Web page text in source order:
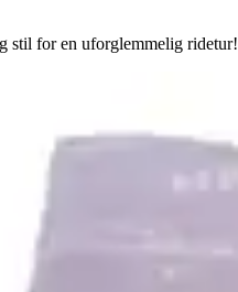
stil for en uforglemmelig ridetur!